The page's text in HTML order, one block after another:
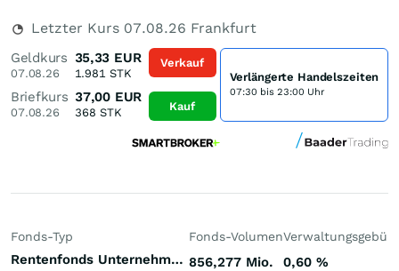
Letzter Kurs 07.08.26 Frankfurt
Geldkurs
07.08.26
35,33 EUR
1.981 STK
Briefkurs
07.08.26
37,00 EUR
368 STK
Verkauf
Kauf
Verlängerte Handelszeiten
07:30 bis 23:00 Uhr
Fonds-Typ
Rentenfonds Unternehmensanleihen Investment Grade Europa Euro
Fonds-Volumen
856,277 Mio. 0,60 %